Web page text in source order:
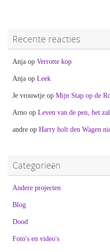
Recente reacties
Anja op Verrotte kop
Anja op Leek
Je vrouwtje op Mijn Stap op de
Arno op Leven van de pen, het
andre op Harry holt den Wagen
Categorieën
Andere projecten
Blog
Dood
Foto's en video's